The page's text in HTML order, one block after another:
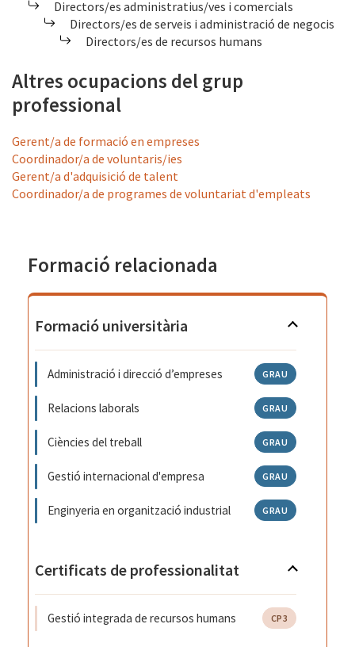
Directors/es administratius/ves i comercials
Directors/es de serveis i administració de negocis
Directors/es de recursos humans
Altres ocupacions del grup
professional
Gerent/a de formació en empreses
Coordinador/a de voluntaris/ies
Gerent/a d'adquisició de talent
Coordinador/a de programes de voluntariat d'empleats
Formació relacionada
Formació universitària
Administració i direcció d’empreses GRAU
Relacions laborals GRAU
Ciències del treball GRAU
Gestió internacional d'empresa GRAU
Enginyeria en organització industrial GRAU
Certificats de professionalitat
Gestió integrada de recursos humans CP3